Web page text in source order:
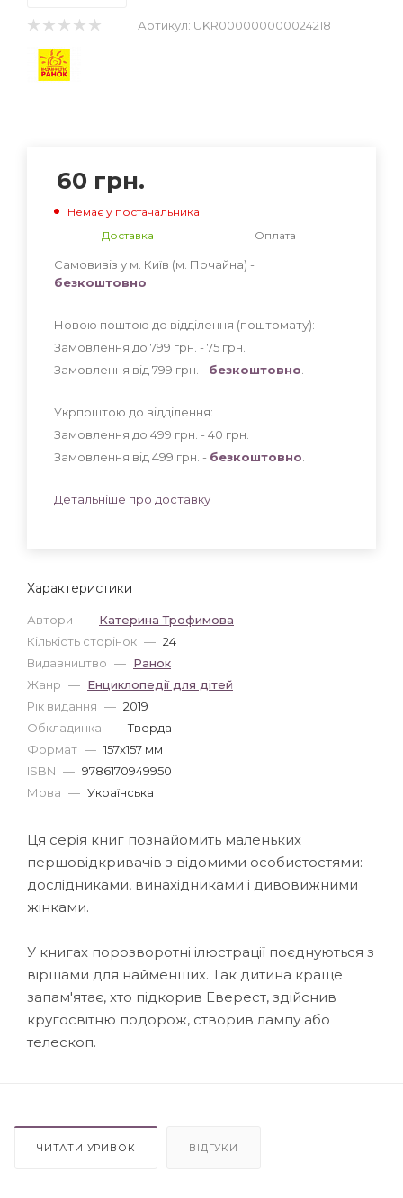
Артикул: UKR000000000024218
Характеристики
Автори — Катерина Трофимова
Кількість сторінок — 24
Видавництво — Ранок
Жанр — Енциклопедії для дітей
Рік видання — 2019
Обкладинка — Тверда
Формат — 157x157 мм
ISBN — 9786170949950
Мова — Українська
60 грн.
Немає у постачальника
Доставка
Оплата
Самовивіз у м. Київ (м. Почайна) -
безкоштовно
Новою поштою до відділення (поштомату):
Замовлення до 799 грн. - 75 грн
Замовлення від 799 грн. - безкоштовно
Укрпоштою до відділення:
Замовлення до 499 грн. - 40 грн
Замовлення від 499 грн. - безкоштовно
Детальніше про доставку
Ця серія книг познайомить маленьких
першовідкривачів з відомими особистостями:
дослідниками, винахідниками і дивовижними
жінками.
У книгах порозворотні ілюстрації поєднуються з
віршами для найменших. Так дитина краще
запам'ятає, хто підкорив Еверест, здійснив
кругосвітню подорож, створив лампу або
телескоп.
ЧИТАТИ УРИВОК ВІДГУКИ